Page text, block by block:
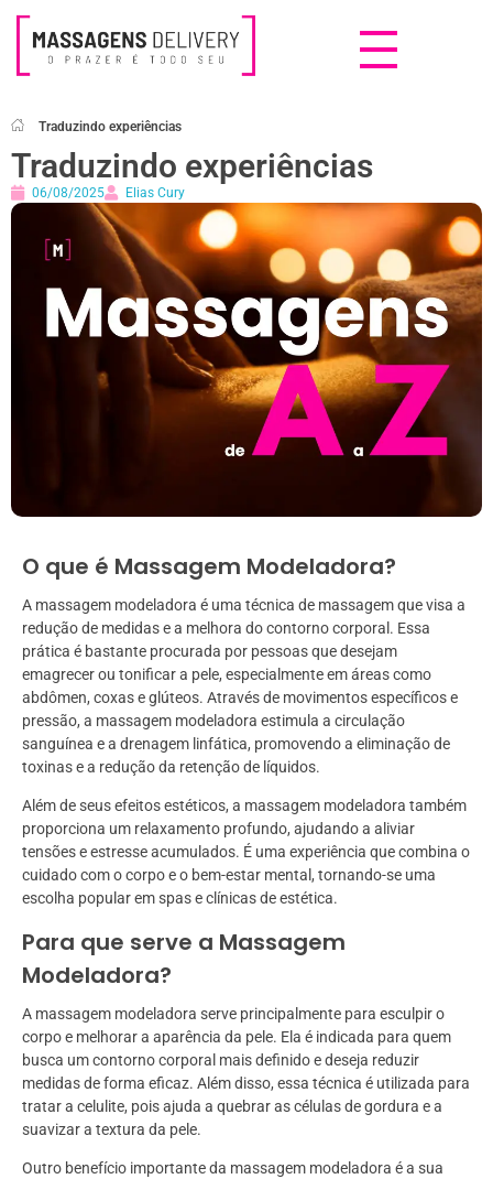
Traduzindo experiências
Traduzindo experiências
06/08/2025 Elias Cury
O que é Massagem Modeladora?
A massagem modeladora é uma técnica de massagem que visa a
redução de medidas e a melhora do contorno corporal. Essa
prática é bastante procurada por pessoas que desejam
emagrecer ou tonificar a pele, especialmente em áreas como
abdômen, coxas e glúteos. Através de movimentos específicos e
pressão, a massagem modeladora estimula a circulação
sanguínea e a drenagem linfática, promovendo a eliminação de
toxinas e a redução da retenção de líquidos.
Além de seus efeitos estéticos, a massagem modeladora também
proporciona um relaxamento profundo, ajudando a aliviar
tensões e estresse acumulados. É uma experiência que combina o
cuidado com o corpo e o bem-estar mental, tornando-se uma
escolha popular em spas e clínicas de estética.
Para que serve a Massagem
Modeladora?
A massagem modeladora serve principalmente para esculpir o
corpo e melhorar a aparência da pele. Ela é indicada para quem
busca um contorno corporal mais definido e deseja reduzir
medidas de forma eficaz. Além disso, essa técnica é utilizada para
tratar a celulite, pois ajuda a quebrar as células de gordura e a
suavizar a textura da pele.
Outro benefício importante da massagem modeladora é a sua